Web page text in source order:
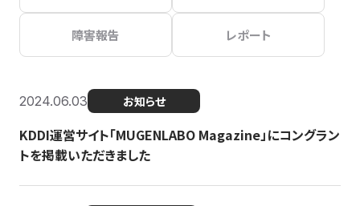
障害報告 レポート
2024.06.03 お知らせ
KDDI運営サイト「MUGENLABO Magazine」にコングラン
トを掲載いただきました